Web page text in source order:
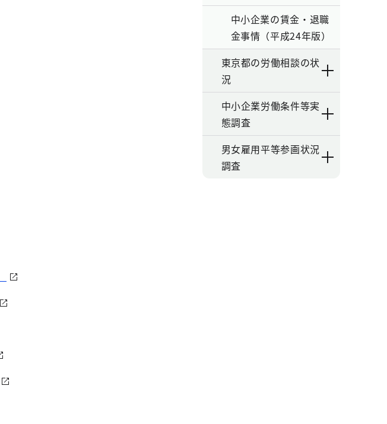
中小企業の賃金・退職
金事情（平成24年版）
東京都の労働相談の状
況
中小企業労働条件等実
態調査
男女雇用平等参画状況
調査